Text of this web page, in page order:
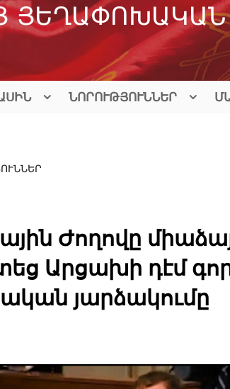
ՆՈՐՈՒԹՅՈՒՆՆԵՐ
Ժողովը
Արցախի դէմ
յարձակումը